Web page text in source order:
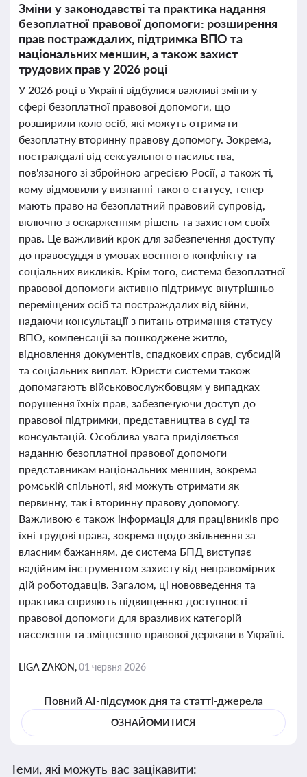
Зміни у законодавстві та практика надання
безоплатної правової допомоги: розширення
прав постраждалих, підтримка ВПО та
національних меншин, а також захист
трудових прав у 2026 році
У 2026 році в Україні відбулися важливі зміни у
сфері безоплатної правової допомоги, що
розширили коло осіб, які можуть отримати
безоплатну вторинну правову допомогу. Зокрема,
постраждалі від сексуального насильства,
пов'язаного зі збройною агресією Росії, а також ті,
кому відмовили у визнанні такого статусу, тепер
мають право на безоплатний правовий супровід,
включно з оскарженням рішень та захистом своїх
прав. Це важливий крок для забезпечення доступу
до правосуддя в умовах воєнного конфлікту та
соціальних викликів. Крім того, система безоплатної
правової допомоги активно підтримує внутрішньо
переміщених осіб та постраждалих від війни,
надаючи консультації з питань отримання статусу
ВПО, компенсації за пошкоджене житло,
відновлення документів, спадкових справ, субсидій
та соціальних виплат. Юристи системи також
допомагають військовослужбовцям у випадках
порушення їхніх прав, забезпечуючи доступ до
правової підтримки, представництва в суді та
консультацій. Особлива увага приділяється
наданню безоплатної правової допомоги
представникам національних меншин, зокрема
ромській спільноті, які можуть отримати як
первинну, так і вторинну правову допомогу.
Важливою є також інформація для працівників про
їхні трудові права, зокрема щодо звільнення за
власним бажанням, де система БПД виступає
надійним інструментом захисту від неправомірних
дій роботодавців. Загалом, ці нововведення та
практика сприяють підвищенню доступності
правової допомоги для вразливих категорій
населення та зміцненню правової держави в Україні.
LIGA ZAKON,01 червня 2026
Повний AI-підсумок дня та статті-джерела
ОЗНАЙОМИТИСЯ
Теми, які можуть вас зацікавити: